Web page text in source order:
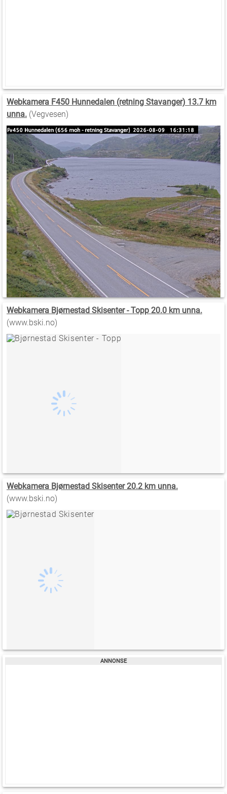
Webkamera F450 Hunnedalen (retning Stavanger) 13.7 km
unna. (Vegvesen)
Webkamera Bjørnestad Skisenter - Topp 20.0 km unna.
(www.bski.no)
Webkamera Bjørnestad Skisenter 20.2 km unna.
(www.bski.no)